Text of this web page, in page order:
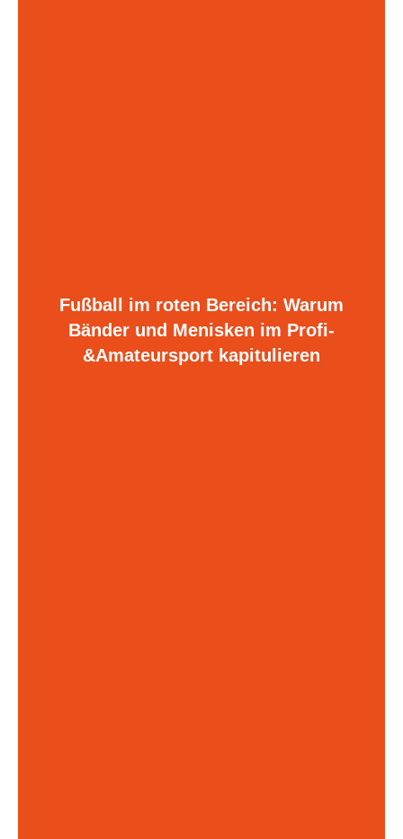
Fußball im roten Bereich: Warum
Bänder und Menisken im Profi-
&Amateursport kapitulieren